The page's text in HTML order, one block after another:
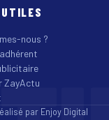
nous ?
ZayActu
par Enjoy Digital